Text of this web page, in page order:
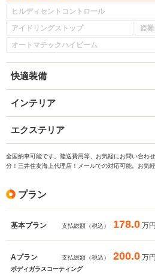
ヒルディセントコントロール
アイドリングストップ
盗
オートマチックハイビーム
快適装備
インテリア
エクステリア
全国納車可能です。陸送費用等、お気軽にお問い合わ
分！三井住友海上代理店！メールでの対応可能。お気
プラン
基本プラン 支払総額（税込） 178.0 万円
Aプラン 支払総額（税込） 200.0 万円
ボディガラスコーティング